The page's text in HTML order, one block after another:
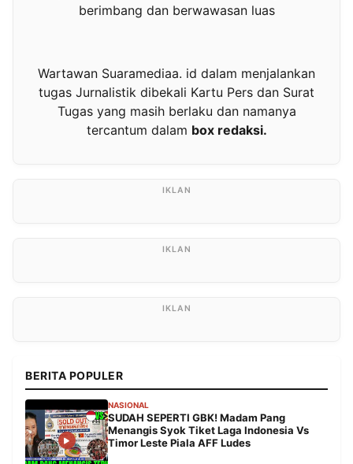
berimbang dan berwawasan luas
Wartawan Suaramediaa. id dalam menjalankan
tugas Jurnalistik dibekali Kartu Pers dan Surat
Tugas yang masih berlaku dan namanya
tercantum dalam box redaksi.
BERITA POPULER
NASIONAL
SUDAH SEPERTI GBK! Madam Pang
Menangis Syok Tiket Laga Indonesia Vs
Timor Leste Piala AFF Ludes